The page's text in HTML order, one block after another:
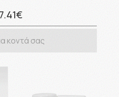
κοντά σας